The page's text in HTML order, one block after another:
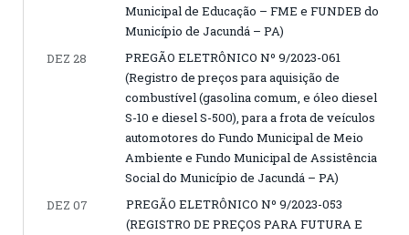
Municipal de Educação – FME e FUNDEB do
Município de Jacundá – PA)
DEZ 28
PREGÃO ELETRÔNICO Nº 9/2023-061
(Registro de preços para aquisição de
combustível (gasolina comum, e óleo diesel
S-10 e diesel S-500), para a frota de veículos
automotores do Fundo Municipal de Meio
Ambiente e Fundo Municipal de Assistência
Social do Município de Jacundá – PA)
DEZ 07
PREGÃO ELETRÔNICO Nº 9/2023-053
(REGISTRO DE PREÇOS PARA FUTURA E